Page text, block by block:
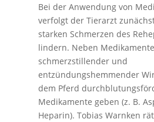
Bei der Anwendung von
verfolgt der Tierarzt
starken Schmerzen des
lindern. Neben
schmerzstillender und
entzündungshemmender
dem Pferd
Medikamente geben (z. B.
Heparin). Tobias Warnken